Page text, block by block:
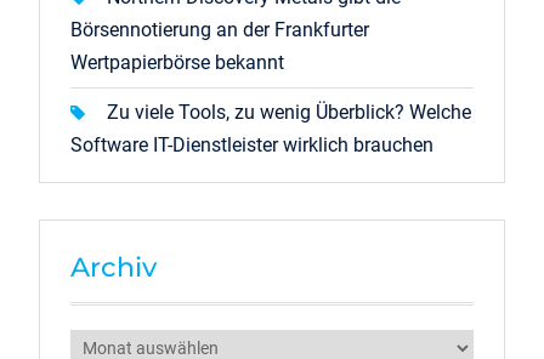
Börsennotierung an der Frankfurter
Wertpapierbörse bekannt
Zu viele Tools, zu wenig Überblick? Welche
Software IT-Dienstleister wirklich brauchen
Archiv
Archiv